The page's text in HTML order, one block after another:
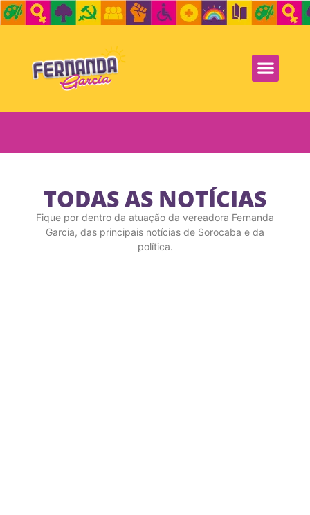
TODAS AS NOTÍCIAS
Fique por dentro da atuação da vereadora Fernanda
Garcia, das principais notícias de Sorocaba e da
política.